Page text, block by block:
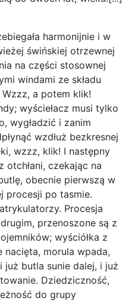
harmonijnie i w
świńskiej otrzewnej
na części stosownej
windami ze składu
a potem klik!
wyściełacz musi tylko
wygładzić i zanim
wzdłuż bezkresnej
wzzz, klik! I następny
otchłani, czekając na
obecnie pierwszą w
procesji po tasmie.
Procesja
przenoszone są z
wyściółka z
morula wpada,
butla sunie dalej, i już
Dziedziczność,
do grupy